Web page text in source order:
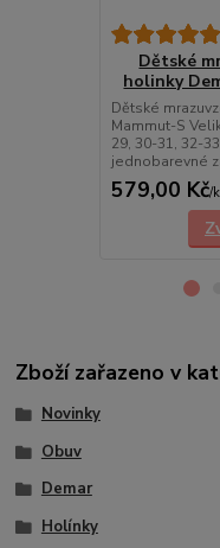
Dětské
holinky
Dětské
Mammut-S
29, 30-31, 32-
jednobarevné
579,00 Kč/
Zboží zařazeno v
Novinky
Obuv
Demar
Holínky